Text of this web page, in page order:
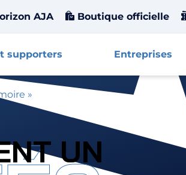
AJA Boutique officielle
supporters Entreprises
»
UN